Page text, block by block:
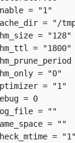
= "1"
= "/
= "128"
= "1800"
= "0"
= "1"
= 0
= ""
= ""
=